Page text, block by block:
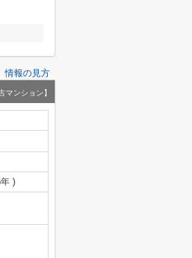
情報の見方
マンション】
)